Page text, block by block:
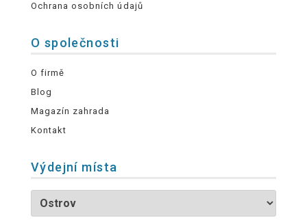
Ochrana osobních údajů
O společnosti
O firmě
Blog
Magazín zahrada
Kontakt
Výdejní místa